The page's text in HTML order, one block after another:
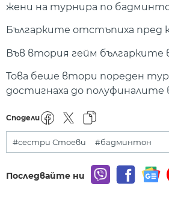
жени на турнира по
Българките отстъпиха пред
Във втория гейм българките
Това беше втори пореден
достигнаха до полуфиналите
Сподели
#сестри Стоеви #бадминтон
Последвайте ни